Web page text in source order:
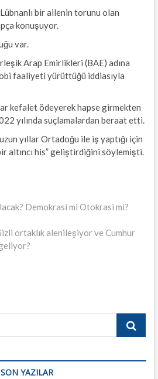
bir ailenin torunu olan
konuşuyor.
var.
Arap Emirlikleri (BAE) adına
faaliyeti yürüttüğü iddiasıyla
kefalet ödeyerek hapse girmekten
yılında suçlamalardan beraat etti.
yıllar Ortadoğu ile iş yaptığı için
altıncı his” geliştirdiğini söylemişti.
Demokrasi mi Otokrasi mi?
ortaklık alenileşiyor ve Cumhur
Search
SON YAZILAR